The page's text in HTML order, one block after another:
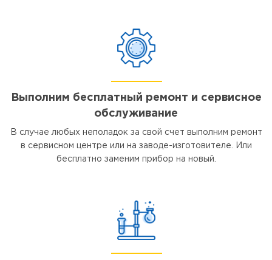
Выполним бесплатный ремонт и сервисное
обслуживание
В случае любых неполадок за свой счет выполним ремонт
в сервисном центре или на заводе-изготовителе. Или
бесплатно заменим прибор на новый.